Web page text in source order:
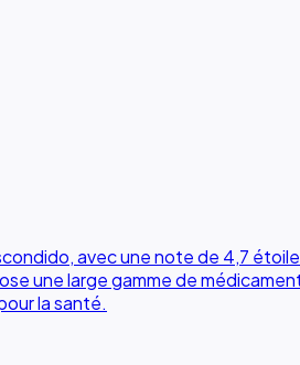
avec une note de 4,7
une large gamme de
la santé.